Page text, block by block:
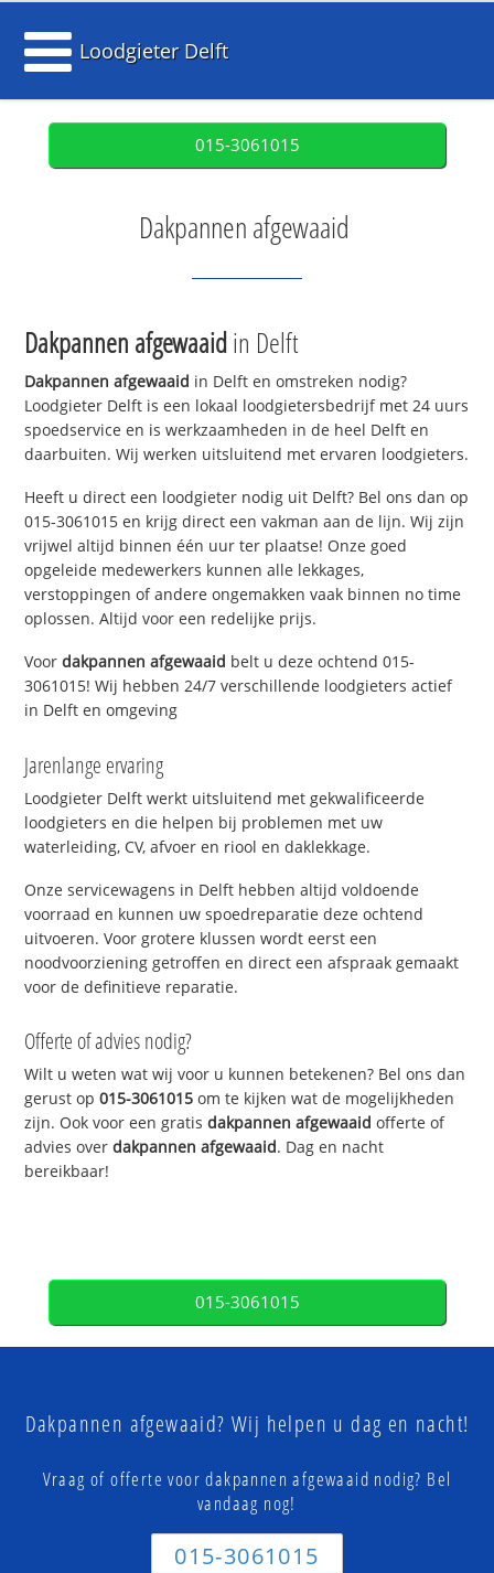
Loodgieter Delft
015-3061015
Dakpannen afgewaaid
Dakpannen afgewaaidin Delft
Dakpannen afgewaaid in Delft en omstreken nodig?
Loodgieter Delft is een lokaal loodgietersbedrijf met 24 uurs
spoedservice en is werkzaamheden in de heel Delft en
daarbuiten. Wij werken uitsluitend met ervaren loodgieters.
Heeft u direct een loodgieter nodig uit Delft? Bel ons dan op
015-3061015 en krijg direct een vakman aan de lijn. Wij zijn
vrijwel altijd binnen één uur ter plaatse! Onze goed
opgeleide medewerkers kunnen alle lekkages,
verstoppingen of andere ongemakken vaak binnen no time
oplossen. Altijd voor een redelijke prijs.
Voordakpannen afgewaaid belt u deze ochtend 015-
3061015! Wij hebben 24/7 verschillende loodgieters actief
in Delft en omgeving
Jarenlange ervaring
Loodgieter Delft werkt uitsluitend met gekwalificeerde
loodgieters en die helpen bij problemen met uw
waterleiding, CV, afvoer en riool en daklekkage.
Onze servicewagens in Delft hebben altijd voldoende
voorraad en kunnen uw spoedreparatie deze ochtend
uitvoeren. Voor grotere klussen wordt eerst een
noodvoorziening getroffen en direct een afspraak gemaakt
voor de definitieve reparatie.
Offerte of advies nodig?
Wilt u weten wat wij voor u kunnen betekenen? Bel ons dan
gerust op015-3061015 om te kijken wat de mogelijkheden
zijn. Ook voor een gratisdakpannen afgewaaid offerte of
advies overdakpannen afgewaaid. Dag en nacht
bereikbaar!
015-3061015
Dakpannen afgewaaid? Wij helpen u dag en nacht!
Vraag of offerte voor dakpannen afgewaaid nodig? Bel
vandaag nog!
015-3061015